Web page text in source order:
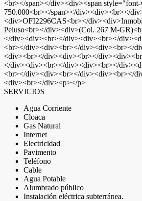
<br></span></div><div><span
750.000<br></span></div><div><br></
<div>OFI2296CAS<br></
Peluso<br></div><div>(Col. 267 M-
</div><div><br></div><div><br></
<br></div><div><br></div><div><br></
<div><br></div><div><br></
</div><div><br></div><div><br></
<br></div><div><br></div><div><br></
<div><br></div><p></p>
SERVICIOS
Agua Corriente
Cloaca
Gas Natural
Internet
Electricidad
Pavimento
Teléfono
Cable
Agua Potable
Alumbrado público
Instalación eléctrica subterránea.